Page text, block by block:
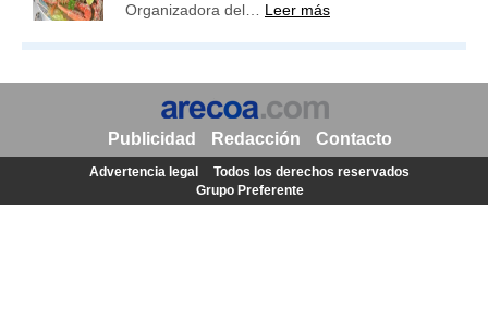
Organizadora del… Leer más
Publicidad Redacción Contacto
Advertencia legal
Todos los derechos reservados
Grupo Preferente